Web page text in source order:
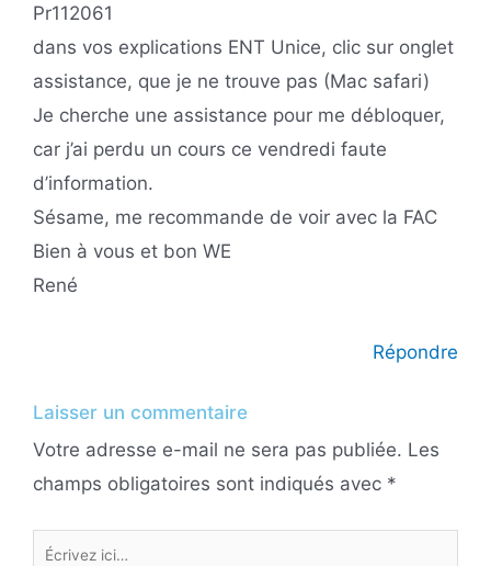
Pr112061
dans vos explications ENT Unice, clic sur onglet
assistance, que je ne trouve pas (Mac safari)
Je cherche une assistance pour me débloquer,
car j’ai perdu un cours ce vendredi faute
d’information.
Sésame, me recommande de voir avec la FAC
Bien à vous et bon WE
René
Répondre
Laisser un commentaire
Votre adresse e-mail ne sera pas publiée. Les
champs obligatoires sont indiqués avec *
Écrivez